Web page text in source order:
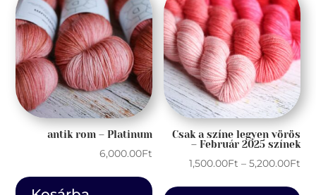
antik rom – Platinum
6,000.00Ft
Csak a színe legyen vörös
– Február 2025 színek
1,500.00Ft – 5,200.00Ft